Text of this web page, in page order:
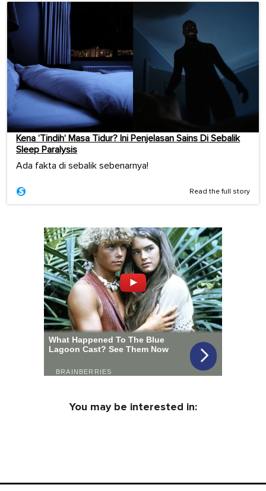
Kena ‘Tindih’ Masa Tidur? Ini Penjelasan Sains Di Sebalik
Sleep Paralysis
Ada fakta di sebalik sebenarnya!
Read the full story
You may be interested in: